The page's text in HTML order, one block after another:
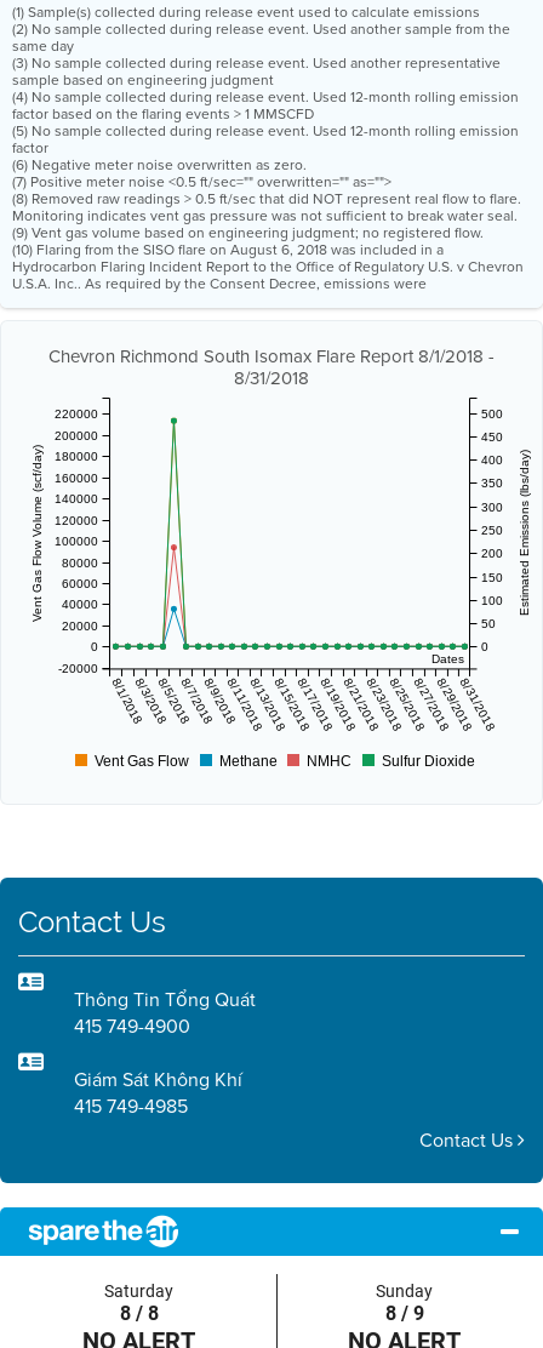
(1) Sample(s) collected during release event used to calculate emissions
(2) No sample collected during release event. Used another sample from the
same day
(3) No sample collected during release event. Used another representative
sample based on engineering judgment
(4) No sample collected during release event. Used 12-month rolling emission
factor based on the flaring events > 1 MMSCFD
(5) No sample collected during release event. Used 12-month rolling emission
factor
(6) Negative meter noise overwritten as zero.
(7) Positive meter noise <0.5 ft/sec="" overwritten="" as="">
(8) Removed raw readings > 0.5 ft/sec that did NOT represent real flow to flare.
Monitoring indicates vent gas pressure was not sufficient to break water seal.
(9) Vent gas volume based on engineering judgment; no registered flow.
(10) Flaring from the SISO flare on August 6, 2018 was included in a
Hydrocarbon Flaring Incident Report to the Office of Regulatory U.S. v Chevron
U.S.A. Inc.. As required by the Consent Decree, emissions were
Chevron Richmond South Isomax Flare Report 8/1/2018 -
8/31/2018
Dates
8/1/20188/3/20188/5/20188/7/20188/9/20188/11/20188/13/20188/15/20188/17/20188/19/20188/21/20188/23/20188/25/20188/27/20188/29/20188/31/2018
Vent Gas Flow Volume (scf/day)
-20000
0
20000
40000
60000
80000
100000
120000
140000
160000
180000
200000
220000
Estimated Emissions (lbs/day)
0
50
100
150
200
250
300
350
400
450
500
Vent Gas Flow Methane NMHC Sulfur Dioxide
Contact Us
Thông Tin Tổng Quát
415 749-4900
Giám Sát Không Khí
415 749-4985
Contact Us
Saturday
8 / 8
NO ALERT
Sunday
8 / 9
NO ALERT